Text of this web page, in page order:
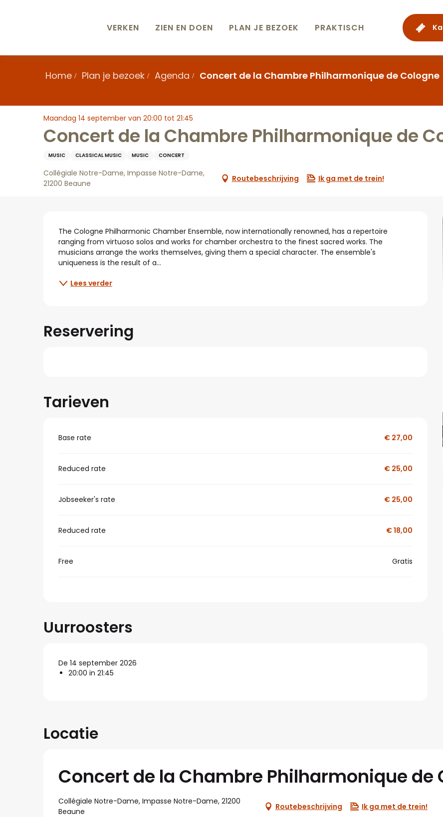
VERKEN ZIEN EN DOEN PLAN JE BEZOEK PRAKTISCH
Home Plan je bezoek Agenda Concert de la Chambre Philharmonique de Cologne
Maandag 14 september van 20:00 tot 21:45
Concert de la Chambre Philharmonique de
MUSIC CLASSICAL MUSIC MUSIC CONCERT
Collégiale Notre-Dame, Impasse Notre-Dame,
21200 Beaune
Routebeschrijving Ik ga met de trein!
Beschrijving
The Cologne Philharmonic Chamber Ensemble, now internationally renowned, has a repertoire
ranging from virtuoso solos and works for chamber orchestra to the finest sacred works. The
musicians arrange the works themselves, giving them a special character. The ensemble's
uniqueness is the result of a...
Lees verder
Reservering
Tarieven
Base rate € 27,00
Reduced rate € 25,00
Jobseeker's rate € 25,00
Reduced rate € 18,00
Free Gratis
Uurroosters
De 14 september 2026
20:00 in 21:45
Locatie
Concert de la Chambre Philharmonique de
Collégiale Notre-Dame, Impasse Notre-Dame, 21200
Beaune
Routebeschrijving Ik ga met de trein!